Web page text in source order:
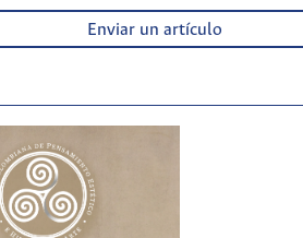
Enviar un artículo